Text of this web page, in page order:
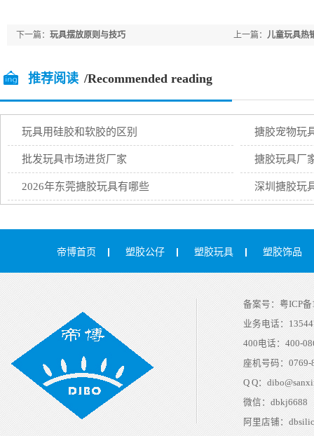
上一篇： 儿童玩具热
下一篇： 玩具摆放原则与技巧
推荐阅读 /Recommended reading
玩具用硅胶和软胶的区别 搪胶宠物玩
批发玩具市场进货厂家 搪胶玩具厂
2026年东莞搪胶玩具有哪些 深圳搪胶玩
帝博首页 塑胶公仔 塑胶玩具 塑胶饰品
备案号： 粤ICP
业务电话：
400电话： 400-
座机号码：0769-
Q Q：
微信： dbkj6688
阿里店铺：